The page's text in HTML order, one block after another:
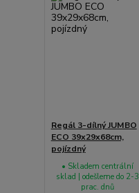
Regál 3-dílný JUMBO
ECO 39x29x68cm,
pojízdný
• Skladem centrální
sklad | odešleme do 2-3
prac. dnů